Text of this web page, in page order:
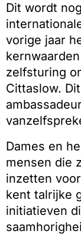
Dit wordt
vorige jaar
zelfsturing
Cittaslow.
Dames en
mensen die
inzetten
kent talrijke
initiatieven